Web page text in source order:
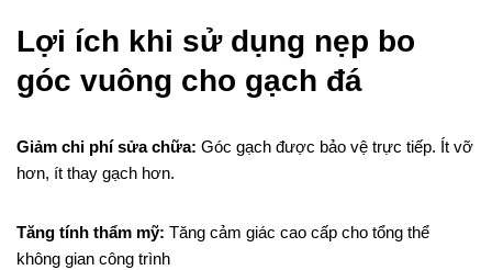
Lợi ích khi sử dụng nẹp bo
góc vuông cho gạch đá
Giảm chi phí sửa chữa: Góc gạch được bảo vệ trực tiếp. Ít vỡ
hơn, ít thay gạch hơn.
Tăng tính thẩm mỹ: Tăng cảm giác cao cấp cho tổng thể
không gian công trình